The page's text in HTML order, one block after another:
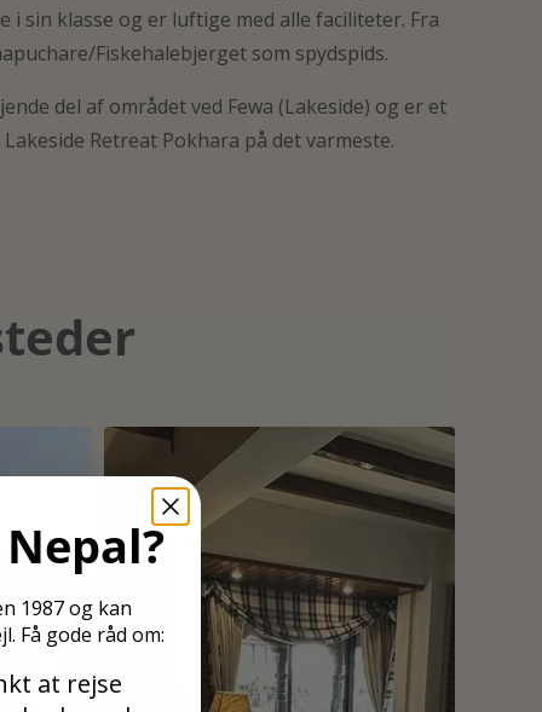
sin klasse og er luftige med alle faciliteter. Fra
Fiskehalebjerget som spydspids.
del af området ved Fewa (Lakeside) og er et
Retreat Pokhara på det varmeste.
?
1987 og kan
Få gode råd om:
at rejse